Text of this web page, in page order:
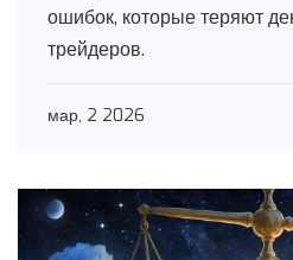
ошибок, которые теряют
трейдеров.
мар, 2 2026